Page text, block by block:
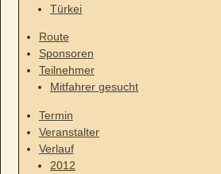
Türkei
Route
Sponsoren
Teilnehmer
Mitfahrer gesucht
Termin
Veranstalter
Verlauf
2012